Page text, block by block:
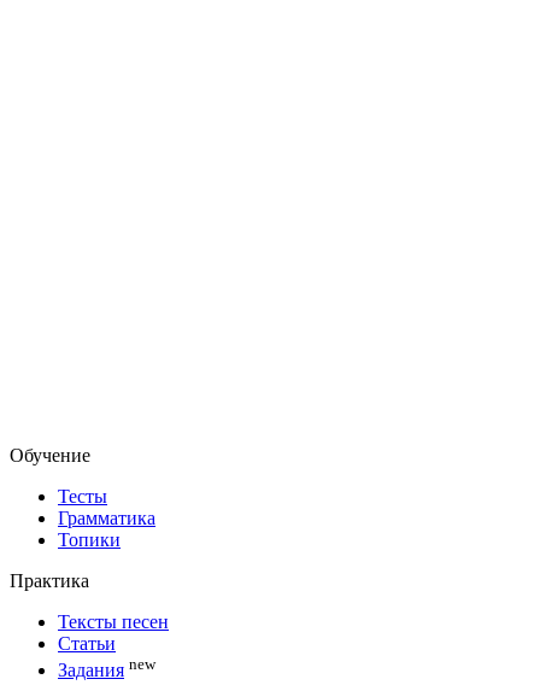
Обучение
Тесты
Грамматика
Топики
Практика
Тексты песен
Статьи
Задания new